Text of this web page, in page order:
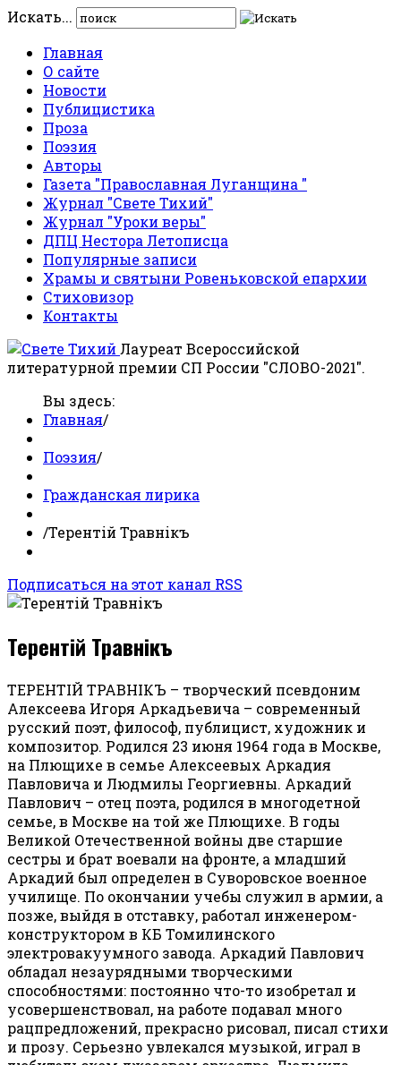
Искать...
Главная
О сайте
Новости
Публицистика
Проза
Поэзия
Авторы
Газета "Православная Луганщина "
Журнал "Свете Тихий"
Журнал "Уроки веры"
ДПЦ Нестора Летописца
Популярные записи
Храмы и святыни Ровеньковской епархии
Стиховизор
Контакты
Лауреат Всероссийской
литературной премии СП России "СЛОВО-2021".
Вы здесь:
Главная/
Поэзия/
Гражданская лирика
/Терентiй Травнiкъ
Подписаться на этот канал RSS
Терентiй Травнiкъ
ТЕРЕНТIЙ ТРАВНIКЪ – творческий псевдоним
Алексеева Игоря Аркадьевича – современный
русский поэт, философ, публицист, художник и
композитор. Родился 23 июня 1964 года в Москве,
на Плющихе в семье Алексеевых Аркадия
Павловича и Людмилы Георгиевны. Аркадий
Павлович – отец поэта, родился в многодетной
семье, в Москве на той же Плющихе. В годы
Великой Отечественной войны две старшие
сестры и брат воевали на фронте, а младший
Аркадий был определен в Суворовское военное
училище. По окончании учебы служил в армии, а
позже, выйдя в отставку, работал инженером-
конструктором в КБ Томилинского
электровакуумного завода. Аркадий Павлович
обладал незаурядными творческими
способностями: постоянно что-то изобретал и
усовершенствовал, на работе подавал много
рацпредложений, прекрасно рисовал, писал стихи
и прозу. Серьезно увлекался музыкой, играл в